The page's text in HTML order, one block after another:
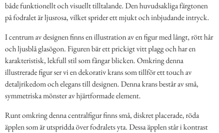
både funktionellt och visuellt tilltalande. Den huvudsakliga färgtonen
på fodralet är ljusrosa, vilket sprider ett mjukt och inbjudande intryck.
I centrum av designen finns en illustration av en figur med långt, rött hår
och ljusblå glasögon. Figuren bär ett prickigt vitt plagg och har en
karakteristisk, lekfull stil som fångar blicken. Omkring denna
illustrerade figur ser vi en dekorativ krans som tillför ett touch av
detaljrikedom och elegans till designen. Denna krans består av små,
symmetriska mönster av hjärtformade element.
Runt omkring denna centralfigur finns små, diskret placerade, röda
äpplen som är utspridda över fodralets yta. Dessa äpplen står i kontrast